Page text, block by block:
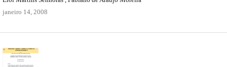
janeiro 14, 2008